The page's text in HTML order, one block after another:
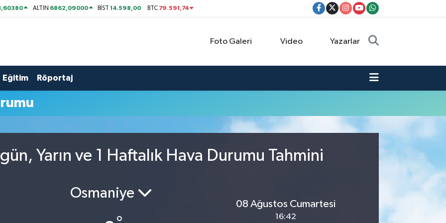
ALTIN 6862,09000 BİST14.598,00 BTC 79.591,74
Foto Galeri Video Yazarlar
Eğitim Röportaj
Yarın ve 1 Haftalık Hava Durumu Tahmini
Osmaniye
08 Ağustos Cumartesi
16:42